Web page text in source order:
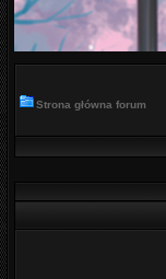
Strona główna forum